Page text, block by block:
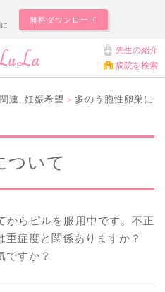
無料ダウンロード
先生の紹介
病院を検索
連 , 妊娠希望 > 多のう胞性卵巣に
ついて
からピルを服用中です。不正
症度と関係ありますか？
ですか？